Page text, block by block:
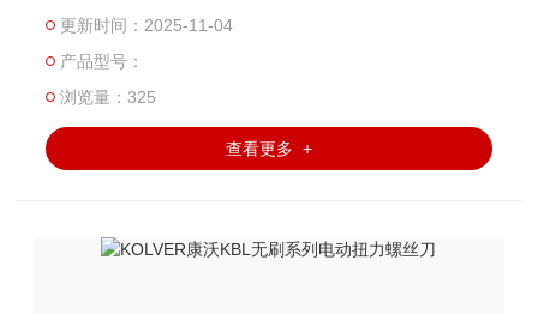
昂贵的设置时间。
更新时间：2025-11-04
产品型号：
浏览量：325
查看更多 +